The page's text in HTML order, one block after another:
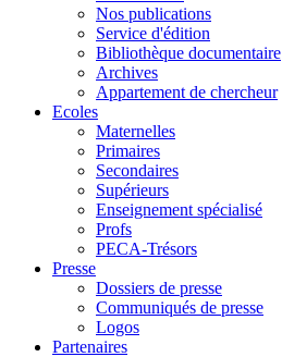
Nos publications
Service d'édition
Bibliothèque documentaire
Archives
Appartement de chercheur
Ecoles
Maternelles
Primaires
Secondaires
Supérieurs
Enseignement spécialisé
Profs
PECA-Trésors
Presse
Dossiers de presse
Communiqués de presse
Logos
Partenaires